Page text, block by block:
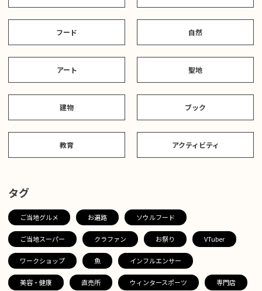
フード 自然
アート 聖地
建物 ブック
教育 アクティビティ
タグ
ご当地グルメ お遍路 ソウルフード
ご当地スーパー クラファン お祭り VTuber
ワークショップ 魚 インフルエンサー
美容・健康 直売所 ウィンタースポーツ 専門店